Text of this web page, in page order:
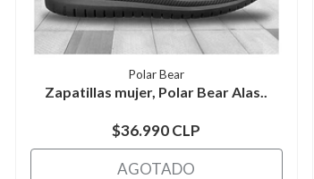
Polar Bear
Zapatillas mujer, Polar Bear Alas..
$36.990 CLP
AGOTADO